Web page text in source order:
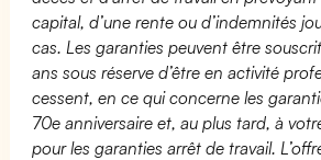
capital, d’une rente ou d’indemnités
cas. Les garanties peuvent être
ans sous réserve d’être en activité
cessent, en ce qui concerne les
70e anniversaire et, au plus tard, à
pour les garanties arrêt de travail.